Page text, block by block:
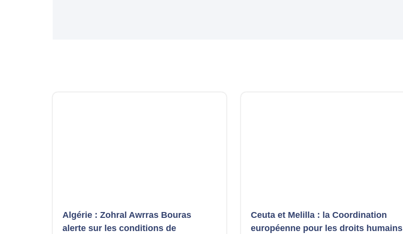
Algérie : Zohral Awrras Bouras
alerte sur les conditions de
Ceuta et Melilla : la Coordination
européenne pour les droits humains